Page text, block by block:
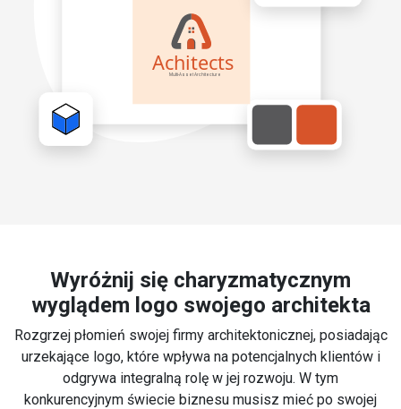
Wyróżnij się charyzmatycznym
wyglądem logo swojego architekta
Rozgrzej płomień swojej firmy architektonicznej, posiadając
urzekające logo, które wpływa na potencjalnych klientów i
odgrywa integralną rolę w jej rozwoju. W tym
konkurencyjnym świecie biznesu musisz mieć po swojej